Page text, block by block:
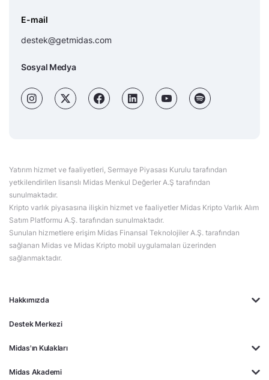
Hakkımızda
Destek Merkezi
Midas'ın Kulakları
Midas Akademi
E-mail
destek@getmidas.com
Sosyal Medya
Yatırım hizmet ve faaliyetleri, Sermaye Piyasası Kurulu tarafından
yetkilendirilen lisanslı Midas Menkul Değerler A.Ş tarafından
sunulmaktadır.
Kripto varlık piyasasına ilişkin hizmet ve faaliyetler Midas Kripto Varlık Alım
Satım Platformu A.Ş. tarafından sunulmaktadır.
Sunulan hizmetlere erişim Midas Finansal Teknolojiler A.Ş. tarafından
sağlanan Midas ve Midas Kripto mobil uygulamaları üzerinden
sağlanmaktadır.